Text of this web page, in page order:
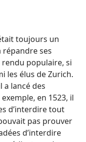
toujours un
ses
rendu populaire, si
les élus de Zurich.
a lancé des
en 1523, il
d’interdire tout
pas prouver
d’interdire